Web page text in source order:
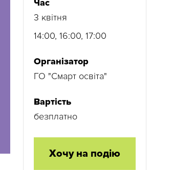
Час
3 квітня
14:00, 16:00, 17:00
Організатор
ГО "Смарт освіта"
Вартість
безплатно
Хочу на подію